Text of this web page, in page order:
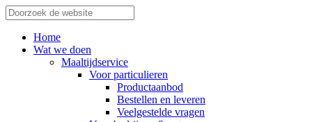
Home
Wat we doen
Maaltijdservice
Voor particulieren
Productaanbod
Bestellen en leveren
Veelgestelde vragen